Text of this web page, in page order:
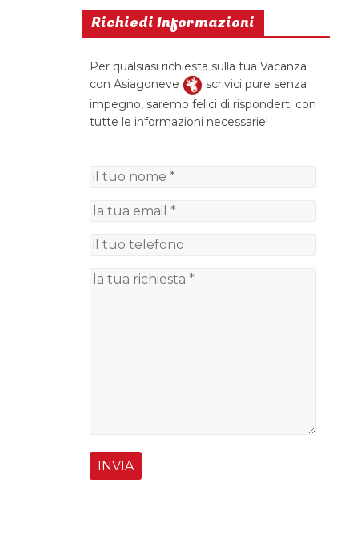
Richiedi Informazioni
Per qualsiasi richiesta sulla tua Vacanza
con Asiagoneve
scrivici pure senza
impegno, saremo felici di risponderti con
tutte le informazioni necessarie!